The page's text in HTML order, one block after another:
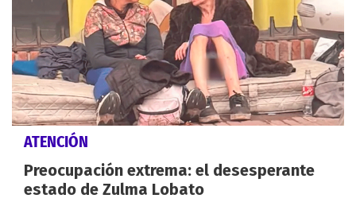
ATENCIÓN
Preocupación extrema: el desesperante
estado de Zulma Lobato